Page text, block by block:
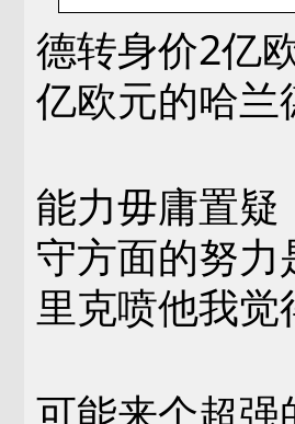
德转身价2亿
亿欧元的哈兰
能力毋庸置
守方面的努
里克喷他我
可能来个超